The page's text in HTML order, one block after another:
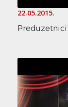
22.05.2015.
Preduzetnici